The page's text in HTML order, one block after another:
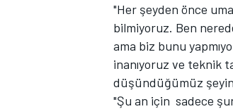
"Her şeyden önce
bilmiyoruz. Ben
ama biz bunu
inanıyoruz ve teknik
düşündüğümüz şeyin
"Şu an için sadece